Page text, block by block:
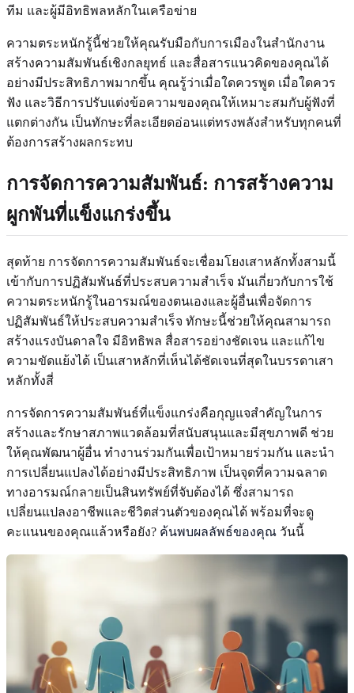
ทีม และผู้มีอิทธิพลหลักในเครือข่าย
ความตระหนักรู้นี้ช่วยให้คุณรับมือกับการเมืองในสำนักงาน
สร้างความสัมพันธ์เชิงกลยุทธ์ และสื่อสารแนวคิดของคุณได้
อย่างมีประสิทธิภาพมากขึ้น คุณรู้ว่าเมื่อใดควรพูด เมื่อใดควร
ฟัง และวิธีการปรับแต่งข้อความของคุณให้เหมาะสมกับผู้ฟังที่
แตกต่างกัน เป็นทักษะที่ละเอียดอ่อนแต่ทรงพลังสำหรับทุกคนที่
ต้องการสร้างผลกระทบ
การจัดการความสัมพันธ์: การสร้างความ
ผูกพันที่แข็งแกร่งขึ้น
สุดท้าย การจัดการความสัมพันธ์จะเชื่อมโยงเสาหลักทั้งสามนี้
เข้ากับการปฏิสัมพันธ์ที่ประสบความสำเร็จ มันเกี่ยวกับการใช้
ความตระหนักรู้ในอารมณ์ของตนเองและผู้อื่นเพื่อจัดการ
ปฏิสัมพันธ์ให้ประสบความสำเร็จ ทักษะนี้ช่วยให้คุณสามารถ
สร้างแรงบันดาลใจ มีอิทธิพล สื่อสารอย่างชัดเจน และแก้ไข
ความขัดแย้งได้ เป็นเสาหลักที่เห็นได้ชัดเจนที่สุดในบรรดาเสา
หลักทั้งสี่
การจัดการความสัมพันธ์ที่แข็งแกร่งคือกุญแจสำคัญในการ
สร้างและรักษาสภาพแวดล้อมที่สนับสนุนและมีสุขภาพดี ช่วย
ให้คุณพัฒนาผู้อื่น ทำงานร่วมกันเพื่อเป้าหมายร่วมกัน และนำ
การเปลี่ยนแปลงได้อย่างมีประสิทธิภาพ เป็นจุดที่ความฉลาด
ทางอารมณ์กลายเป็นสินทรัพย์ที่จับต้องได้ ซึ่งสามารถ
เปลี่ยนแปลงอาชีพและชีวิตส่วนตัวของคุณได้ พร้อมที่จะดู
คะแนนของคุณแล้วหรือยัง? ค้นพบผลลัพธ์ของคุณ วันนี้